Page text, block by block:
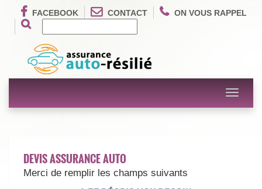
FACEBOOK CONTACT ON VOUS RAPPEL
Toggle
DEVIS ASSURANCE AUTO
Merci de remplir les champs suivants